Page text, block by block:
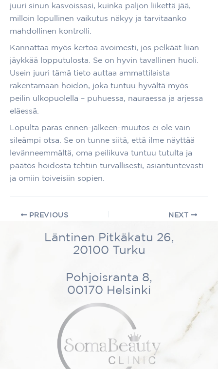
juuri sinun kasvoissasi, kuinka paljon liikettä jää,
milloin lopullinen vaikutus näkyy ja tarvitaanko
mahdollinen kontrolli.
Kannattaa myös kertoa avoimesti, jos pelkäät liian
jäykkää lopputulosta. Se on hyvin tavallinen huoli.
Usein juuri tämä tieto auttaa ammattilaista
rakentamaan hoidon, joka tuntuu hyvältä myös
peilin ulkopuolella – puhuessa, nauraessa ja arjessa
eläessä.
Lopulta paras ennen-jälkeen-muutos ei ole vain
sileämpi otsa. Se on tunne siitä, että ilme näyttää
levänneemmältä, oma peilikuva tuntuu tutulta ja
päätös hoidosta tehtiin turvallisesti, asiantuntevasti
ja omiin toiveisiin sopien.
PREVIOUS NEXT
Läntinen Pitkäkatu 26,
20100 Turku
Pohjoisranta 8,
00170 Helsinki